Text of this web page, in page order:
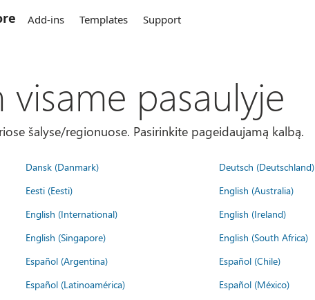
Add-ins Templates Support
pasaulyje
šalyse/regionuose. Pasirinkite pageidaujamą kalbą.
Dansk (Danmark) Deutsch (Deutschland)
Eesti (Eesti) English (Australia)
English (International) English (Ireland)
English (Singapore) English (South Africa)
Español (Argentina) Español (Chile)
Español (Latinoamérica) Español (México)